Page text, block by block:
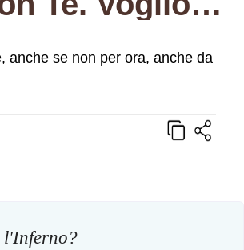
anche se non per ora, anche da
l'Inferno?